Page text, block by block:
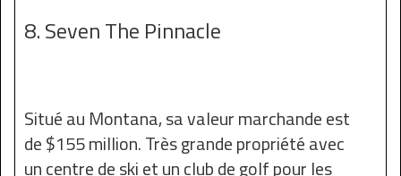
8. Seven The Pinnacle
Situé au Montana, sa valeur marchande est
de $155 million. Très grande propriété avec
un centre de ski et un club de golf pour les